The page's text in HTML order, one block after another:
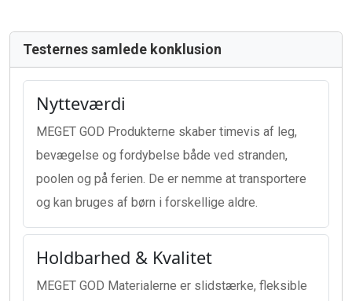
Testernes samlede konklusion
Nytteværdi
MEGET GOD Produkterne skaber timevis af leg,
bevægelse og fordybelse både ved stranden,
poolen og på ferien. De er nemme at transportere
og kan bruges af børn i forskellige aldre.
Holdbarhed & Kvalitet
MEGET GOD Materialerne er slidstærke, fleksible